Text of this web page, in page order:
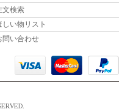
文検索
しい物リスト
問い合わせ